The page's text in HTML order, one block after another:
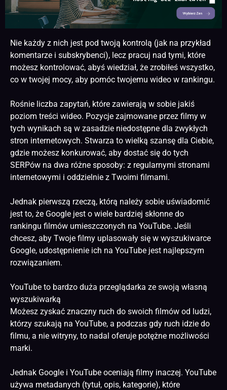
Nie każdy z nich jest pod twoją kontrolą (jak na przykład
komentarze i subskrybenci), lecz pracuj nad tymi, które
możesz kontrolować, abyś wiedział, że zrobiłeś wszystko,
co w twojej mocy, aby pomóc twojemu wideo w rankingu.
Rośnie liczba zapytań, które zawierają w sobie jakiś
poziom treści wideo. Pozycje zajmowane przez filmy w
tych wynikach są w zasadzie niedostępne dla zwykłych
stron internetowych. Stwarza to wielką szansę dla Ciebie,
gdzie możesz konkurować, aby dostać się do tych
SERPów na dwa różne sposoby: z regularnymi stronami
internetowymi i oddzielnie z Twoimi filmami.
Jednak pierwszą rzeczą, którą należy sobie uświadomić
jest to, że Google jest o wiele bardziej skłonne do
rankingu filmów umieszczonych na YouTube. Jeśli
chcesz, aby Twoje filmy uplasowały się w wyszukiwarce
Google, udostępnienie ich na YouTube jest najlepszym
rozwiązaniem.
YouTube to bardzo duża przeglądarka ze swoją własną
wyszukiwarką
Możesz zyskać znaczny ruch do swoich filmów od ludzi,
którzy szukają na YouTube, a podczas gdy ruch idzie do
filmu, a nie witryny, to nadal oferuje potężne możliwości
marki.
Jednak Google i YouTube oceniają filmy inaczej. YouTube
używa metadanych (tytuł, opis, kategorie), które